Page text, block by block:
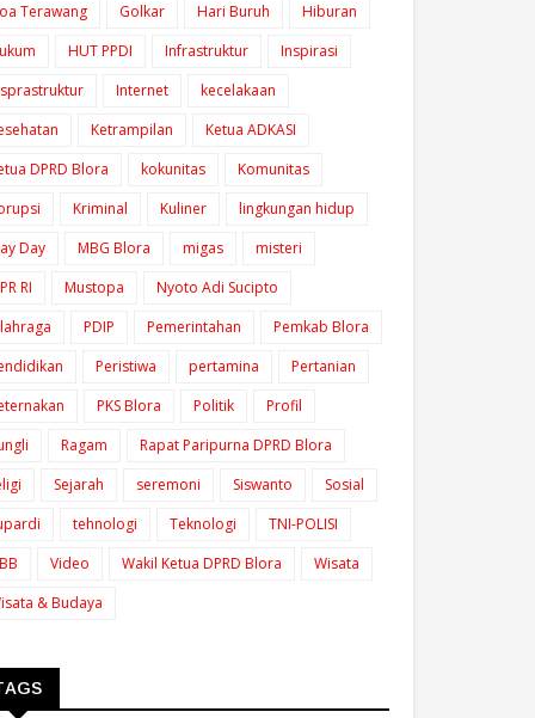
Terawang
Golkar Hari Buruh
Hiburan
HUT PPDI Infrastruktur
Inspirasi
Internet
kecelakaan
Ketrampilan
Ketua ADKASI
DPRD Blora
kokunitas
Komunitas
Kriminal Kuliner
lingkungan hidup
Day
MBG Blora migas
misteri
RI
Mustopa
Nyoto Adi Sucipto
PDIP Pemerintahan
Pemkab Blora
Peristiwa pertamina
Pertanian
PKS Blora Politik
Profil
Ragam
Rapat Paripurna DPRD Blora
Sejarah seremoni Siswanto
Sosial
tehnologi Teknologi
TNI-POLISI
Video Wakil Ketua DPRD Blora
Wisata
& Budaya